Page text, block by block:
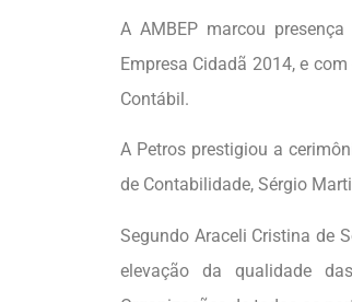
A AMBEP marcou
Empresa Cidadã 2014, e
Contábil.
A Petros prestigiou a
de Contabilidade, Sérgio
Segundo Araceli Cristina de
elevação da qualidade